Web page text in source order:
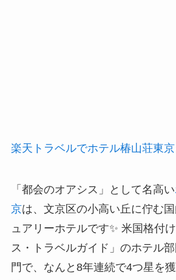
楽天トラベルでホテル椿山荘東
「都会のオアシス」として名高い
京は、文京区の小高い丘に佇む
ュアリーホテルです✨ 米国格付
ス・トラベルガイド」のホテル
門で、なんと8年連続で4つ星を